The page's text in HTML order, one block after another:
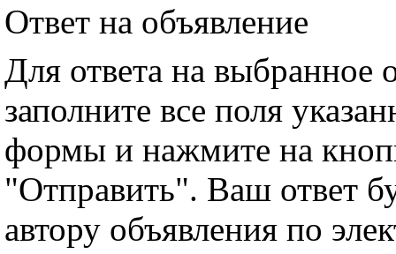
Ответ на объявление
Для ответа на выбранное
заполните все поля
формы и нажмите на
"Отправить". Ваш ответ
автору объявления по